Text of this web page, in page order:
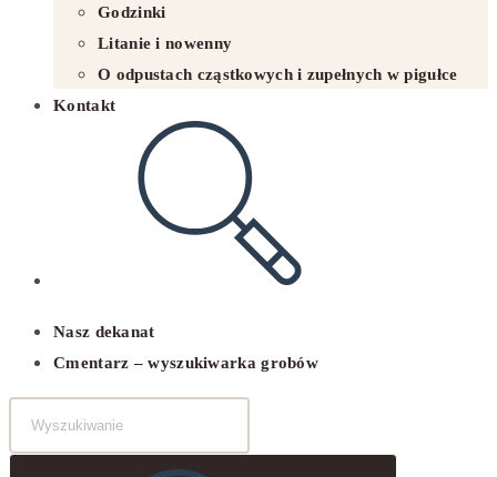
Godzinki
Litanie i nowenny
O odpustach cząstkowych i zupełnych w pigułce
Kontakt
Nasz dekanat
Cmentarz – wyszukiwarka grobów